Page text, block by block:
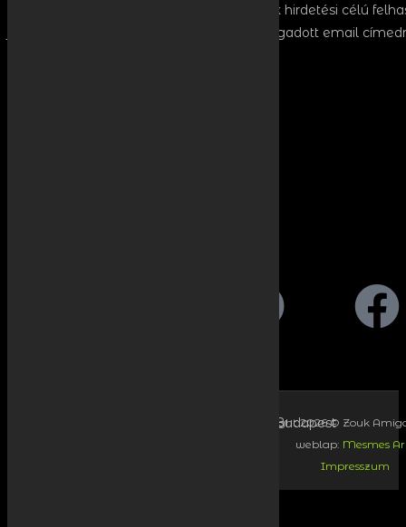
fényképeken és videófelvételeken, és azok hirdetési célú
jelentkezéseddel hozzájárulsz, hogy a megadott email
Copyright 2026 © Zouk Amigos Budapest
Copyright 2026 © Zouk
weblap: Mesmes
Impresszum